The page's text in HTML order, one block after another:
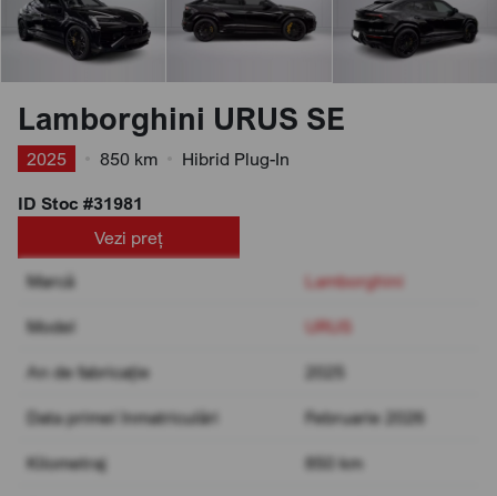
Lamborghini URUS SE
2025 850 km
Hibrid Plug-In
ID Stoc #31981
Vezi preț
Marcă
Lamborghini
Model URUS
An de fabricație 2025
Data primei înmatriculări Februarie 2026
Kilometraj 850 km